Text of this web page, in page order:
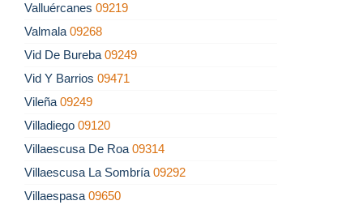
Valluércanes 09219
Valmala 09268
Vid De Bureba 09249
Vid Y Barrios 09471
Vileña 09249
Villadiego 09120
Villaescusa De Roa 09314
Villaescusa La Sombría 09292
Villaespasa 09650